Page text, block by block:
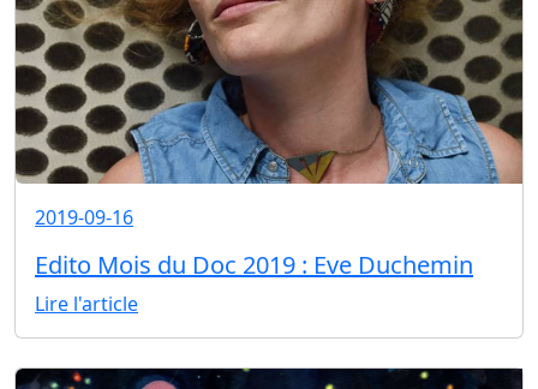
2019-09-16
Edito Mois du Doc 2019 : Eve Duchemin
Lire l'article